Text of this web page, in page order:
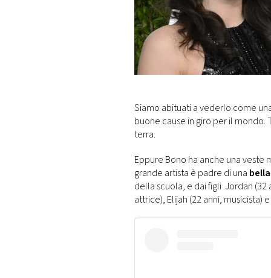
PRINCIPATO
DI
MONACO
Siamo abituati a vederlo come
buone cause in giro per il
terra.
Eppure Bono ha anche una veste
grande artista è padre di una
della scuola, e dai figli Jordan (32
attrice), Elijah (22 anni, musicista)